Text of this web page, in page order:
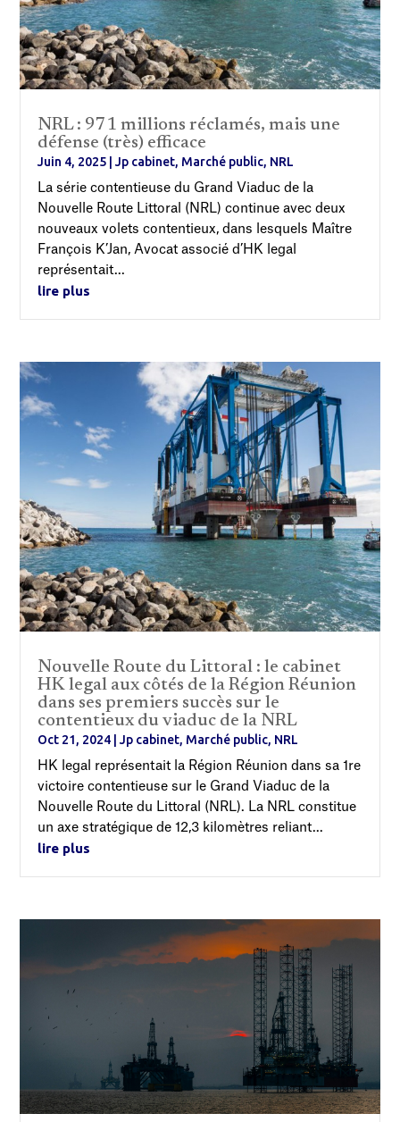
NRL : 971 millions réclamés, mais une
défense (très) efficace
Juin 4, 2025 |Jp cabinet, Marché public, NRL
La série contentieuse du Grand Viaduc de la
Nouvelle Route Littoral (NRL) continue avec deux
nouveaux volets contentieux, dans lesquels Maître
François K’Jan, Avocat associé d’HK legal
représentait...
lire plus
Nouvelle Route du Littoral : le cabinet
HK legal aux côtés de la Région Réunion
dans ses premiers succès sur le
contentieux du viaduc de la NRL
Oct 21, 2024 |Jp cabinet, Marché public, NRL
HK legal représentait la Région Réunion dans sa 1re
victoire contentieuse sur le Grand Viaduc de la
Nouvelle Route du Littoral (NRL). La NRL constitue
un axe stratégique de 12,3 kilomètres reliant...
lire plus